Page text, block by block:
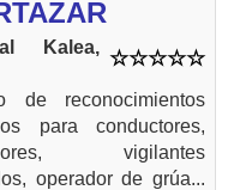
Kalea,
de reconocimientos
para conductores,
vigilantes
operador de grúa...